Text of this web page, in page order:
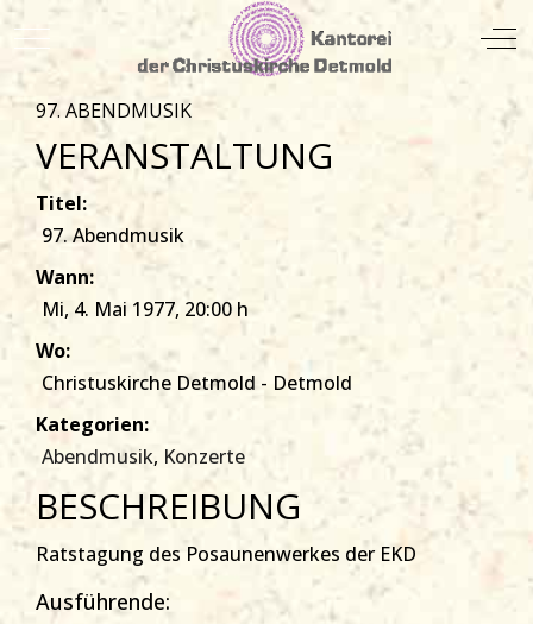
Mobile Menu Toggle
97. ABENDMUSIK
VERANSTALTUNG
Titel:
97. Abendmusik
Wann:
Mi, 4. Mai 1977, 20:00 h
Wo:
Christuskirche Detmold - Detmold
Kategorien:
Abendmusik, Konzerte
BESCHREIBUNG
Ratstagung des Posaunenwerkes der EKD
Ausführende: